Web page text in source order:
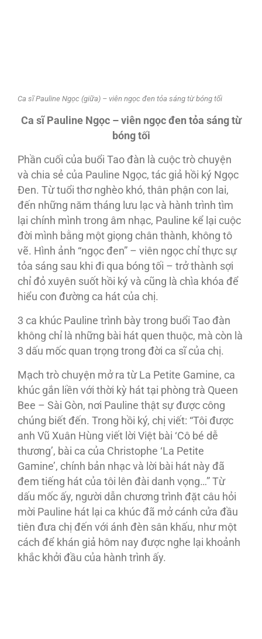
Ca sĩ Pauline Ngọc (giữa) – viên ngọc đen tỏa sáng từ bóng tối
Ca sĩ Pauline Ngọc – viên ngọc đen tỏa sáng từ
bóng tối
Phần cuối của buổi Tao đàn là cuộc trò chuyện
và chia sẻ của Pauline Ngọc, tác giả hồi ký Ngọc
Đen. Từ tuổi thơ nghèo khó, thân phận con lai,
đến những năm tháng lưu lạc và hành trình tìm
lại chính mình trong âm nhạc, Pauline kể lại cuộc
đời mình bằng một giọng chân thành, không tô
vẽ. Hình ảnh “ngọc đen” – viên ngọc chỉ thực sự
tỏa sáng sau khi đi qua bóng tối – trở thành sợi
chỉ đỏ xuyên suốt hồi ký và cũng là chìa khóa để
hiểu con đường ca hát của chị.
3 ca khúc Pauline trình bày trong buổi Tao đàn
không chỉ là những bài hát quen thuộc, mà còn là
3 dấu mốc quan trọng trong đời ca sĩ của chị.
Mạch trò chuyện mở ra từ La Petite Gamine, ca
khúc gắn liền với thời kỳ hát tại phòng trà Queen
Bee – Sài Gòn, nơi Pauline thật sự được công
chúng biết đến. Trong hồi ký, chị viết: “Tôi được
anh Vũ Xuân Hùng viết lời Việt bài ‘Cô bé dễ
thương’, bài ca của Christophe ‘La Petite
Gamine’, chính bản nhạc và lời bài hát này đã
đem tiếng hát của tôi lên đài danh vọng…” Từ
dấu mốc ấy, người dẫn chương trình đặt câu hỏi
mời Pauline hát lại ca khúc đã mở cánh cửa đầu
tiên đưa chị đến với ánh đèn sân khấu, như một
cách để khán giả hôm nay được nghe lại khoảnh
khắc khởi đầu của hành trình ấy.